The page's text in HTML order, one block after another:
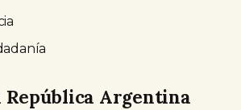
República Argentina